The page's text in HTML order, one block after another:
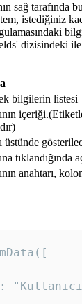
sağ tarafında
istediğiniz
dizisindeki ile
bilgilerin listesi
üstünde
tıklandığında
anahtarı,